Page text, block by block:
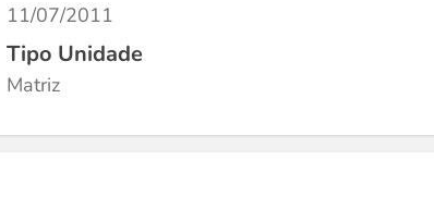
11/07/2011
Tipo Unidade
Matriz